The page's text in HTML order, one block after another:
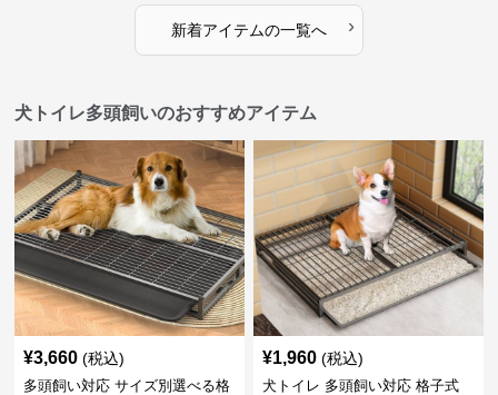
新着アイテムの一覧へ ›
犬トイレ多頭飼いのおすすめアイテム
¥3,660 (税込)
多頭飼い対応 サイズ別選べる格
¥1,960 (税込)
犬トイレ 多頭飼い対応 格子式